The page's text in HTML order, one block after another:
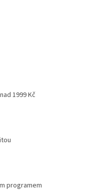
1999 Kč
programem